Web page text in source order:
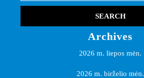
Archives
2026 m. liepos mėn.
2026 m. birželio mėn.